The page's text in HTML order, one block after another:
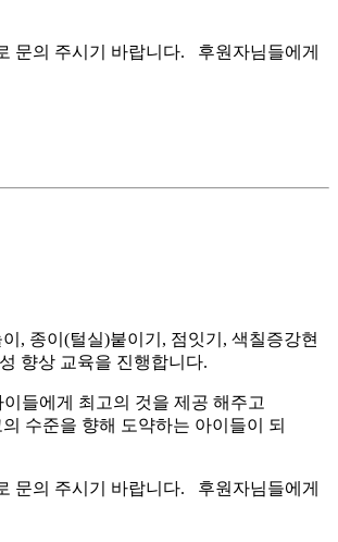
문의 주시기 바랍니다. 후원자님들에게
, 종이(털실)붙이기, 점잇기, 색칠증강현
향상 교육을 진행합니다.
들에게 최고의 것을 제공 해주고
수준을 향해 도약하는 아이들이 되
문의 주시기 바랍니다. 후원자님들에게